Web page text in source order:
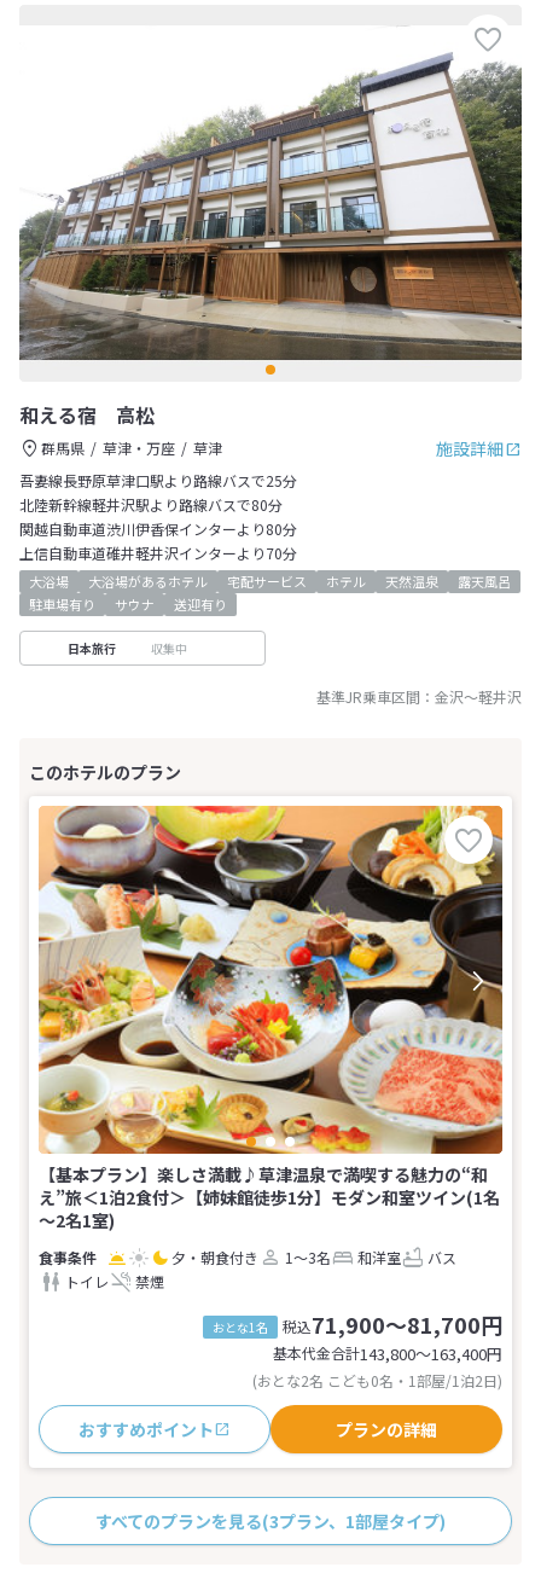
和える宿 高松
施設詳細
群馬県 草津・万座
草津
吾妻線長野原草津口駅より路線バスで25分
北陸新幹線軽井沢駅より路線バスで80分
関越自動車道渋川伊香保インターより80分
上信自動車道碓井軽井沢インターより70分
大浴場 大浴場があるホテル 宅配サービス ホテル 天然温泉
露天風呂
駐車場有り
サウナ 送迎有り
日本旅行 収集中
基準JR乗車区間： 金沢～軽井沢
【基本プラン】楽しさ満載♪草津温泉で満喫する魅力の“和
え”旅＜1泊2食付＞【姉妹館徒歩1分】モダン和室ツイン(1名
～2名1室)
夕・朝食付き 1～3名 和洋室
バス
トイレ
禁煙
おとな1名 税込71,900～81,700円
基本代金合計143,800〜163,400円
(おとな2名 こども0名・1部屋/1泊2日)
おすすめポイント プランの詳細
すべてのプランを見る(3プラン、1部屋タイプ)